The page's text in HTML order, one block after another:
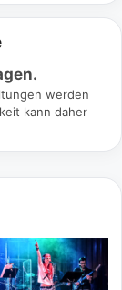
werden
kann daher